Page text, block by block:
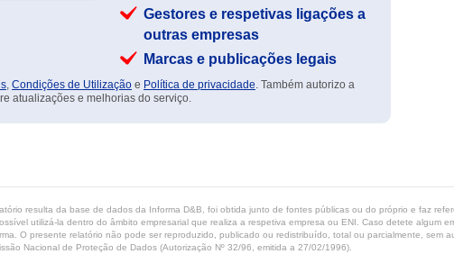
Gestores e respetivas ligações a
outras empresas
Marcas e publicações legais
, Condições de Utilização e Política de privacidade. Também autorizo a
atualizações e melhorias do serviço.
resulta da base de dados da Informa D&B, foi obtida junto de fontes públicas ou do próprio e faz
utilizá-la dentro do âmbito empresarial que realiza a respetiva empresa ou ENI. Caso detete algum
O presente relatório não pode ser reproduzido, publicado ou redistribuído, total ou parcialmente, sem
Nacional de Proteção de Dados (Autorização Nº 32/96, emitida a 27/02/1996).